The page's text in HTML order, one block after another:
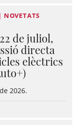
NOVETATS
de juliol,
directa
elèctrics
2026.